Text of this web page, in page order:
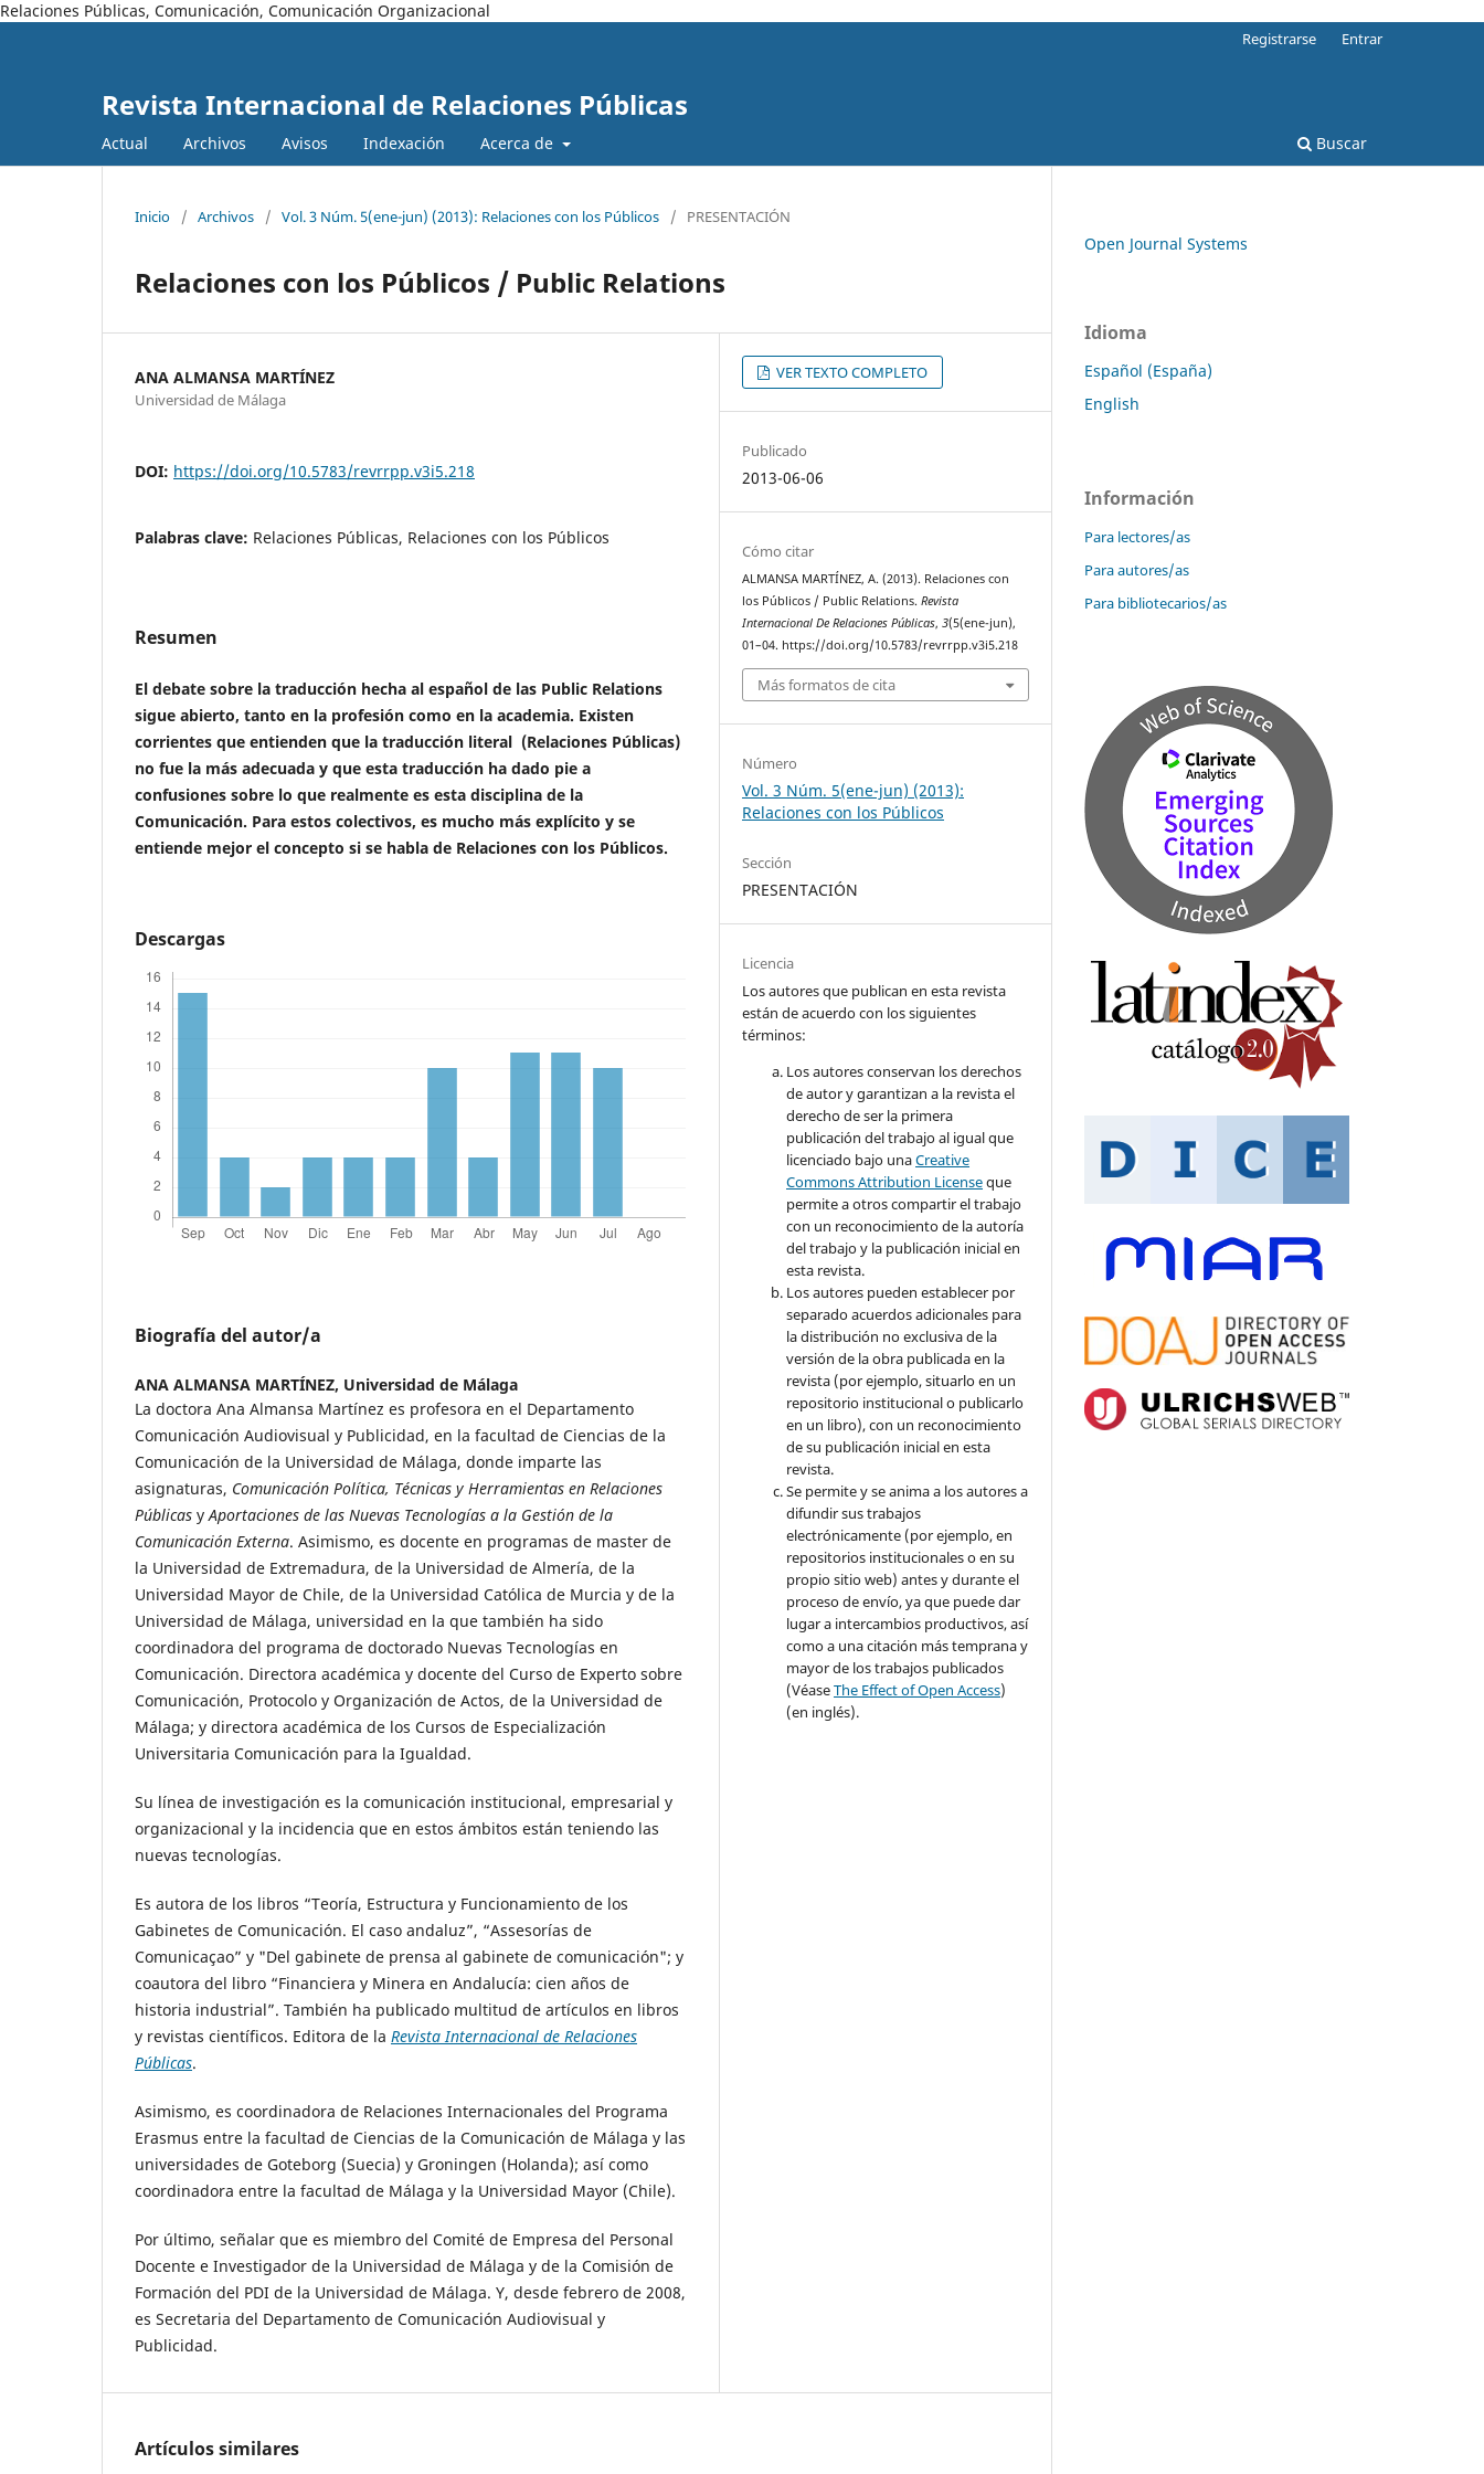
Relaciones Públicas, Comunicación, Comunicación Organizacional
Revista Internacional de Relaciones Públicas
Actual Archivos Avisos Indexación Acerca de Buscar
Registrarse Entrar
Inicio / Archivos / Vol. 3 Núm. 5(ene-jun) (2013): Relaciones con los Públicos / PRESENTACIÓN
Relaciones con los Públicos / Public Relations
ANA ALMANSA MARTÍNEZ
Universidad de Málaga
DOI: https://doi.org/10.5783/revrrpp.v3i5.218
Palabras clave: Relaciones Públicas, Relaciones con los Públicos
Resumen
El debate sobre la traducción hecha al español de las Public Relations
sigue abierto, tanto en la profesión como en la academia. Existen
corrientes que entienden que la traducción literal (Relaciones Públicas)
no fue la más adecuada y que esta traducción ha dado pie a
confusiones sobre lo que realmente es esta disciplina de la
Comunicación. Para estos colectivos, es mucho más explícito y se
entiende mejor el concepto si se habla de Relaciones con los Públicos.
Descargas
Biografía del autor/a
ANA ALMANSA MARTÍNEZ, Universidad de Málaga
La doctora Ana Almansa Martínez es profesora en el Departamento
Comunicación Audiovisual y Publicidad, en la facultad de Ciencias de la
Comunicación de la Universidad de Málaga, donde imparte las
asignaturas, Comunicación Política, Técnicas y Herramientas en Relaciones
Públicas yAportaciones de las Nuevas Tecnologías a la Gestión de la
Comunicación Externa. Asimismo, es docente en programas de master de
la Universidad de Extremadura, de la Universidad de Almería, de la
Universidad Mayor de Chile, de la Universidad Católica de Murcia y de la
Universidad de Málaga, universidad en la que también ha sido
coordinadora del programa de doctorado Nuevas Tecnologías en
Comunicación. Directora académica y docente del Curso de Experto sobre
Comunicación, Protocolo y Organización de Actos, de la Universidad de
Málaga; y directora académica de los Cursos de Especialización
Universitaria Comunicación para la Igualdad.
Su línea de investigación es la comunicación institucional, empresarial y
organizacional y la incidencia que en estos ámbitos están teniendo las
nuevas tecnologías.
Es autora de los libros “Teoría, Estructura y Funcionamiento de los
Gabinetes de Comunicación. El caso andaluz”, “Assesorías de
Comunicaçao” y "Del gabinete de prensa al gabinete de comunicación"; y
coautora del libro “Financiera y Minera en Andalucía: cien años de
historia industrial”. También ha publicado multitud de artículos en libros
y revistas científicos. Editora de la Revista Internacional de Relaciones
Públicas.
Asimismo, es coordinadora de Relaciones Internacionales del Programa
Erasmus entre la facultad de Ciencias de la Comunicación de Málaga y las
universidades de Goteborg (Suecia) y Groningen (Holanda); así como
coordinadora entre la facultad de Málaga y la Universidad Mayor (Chile).
Por último, señalar que es miembro del Comité de Empresa del Personal
Docente e Investigador de la Universidad de Málaga y de la Comisión de
Formación del PDI de la Universidad de Málaga. Y, desde febrero de 2008,
es Secretaria del Departamento de Comunicación Audiovisual y
Publicidad.
VER TEXTO COMPLETO
Publicado
2013-06-06
Cómo citar
ALMANSA MARTÍNEZ, A. (2013). Relaciones con
los Públicos / Public Relations.Revista
Internacional De Relaciones Públicas,3(5(ene-jun),
01–04. https://doi.org/10.5783/revrrpp.v3i5.218
Más formatos de cita
Número
Vol. 3 Núm. 5(ene-jun) (2013):
Relaciones con los Públicos
Sección
PRESENTACIÓN
Licencia
Los autores que publican en esta revista
están de acuerdo con los siguientes
términos:
Los autores conservan los derechos
de autor y garantizan a la revista el
derecho de ser la primera
publicación del trabajo al igual que
licenciado bajo unaCreative
Commons Attribution Licenseque
permite a otros compartir el trabajo
con un reconocimiento de la autoría
del trabajo y la publicación inicial en
esta revista.
Los autores pueden establecer por
separado acuerdos adicionales para
la distribución no exclusiva de la
versión de la obra publicada en la
revista (por ejemplo, situarlo en un
repositorio institucional o publicarlo
en un libro), con un reconocimiento
de su publicación inicial en esta
revista.
Se permite y se anima a los autores a
difundir sus trabajos
electrónicamente (por ejemplo, en
repositorios institucionales o en su
propio sitio web) antes y durante el
proceso de envío, ya que puede dar
lugar a intercambios productivos, así
como a una citación más temprana y
mayor de los trabajos publicados
(VéaseThe Effect of Open Access)
(en inglés).
Artículos similares
Open Journal Systems
Idioma
Español (España)
English
Información
Para lectores/as
Para autores/as
Para bibliotecarios/as